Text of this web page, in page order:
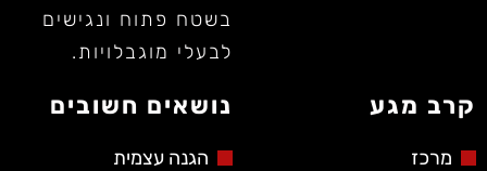
בשטח פתוח ונגישים
לבעלי מוגבלויות.
קרב מגע
מרכז
נושאים חשובים
הגנה עצמית